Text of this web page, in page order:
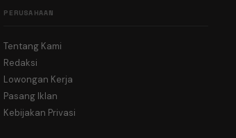
PERUSAHAAN
Tentang Kami
Redaksi
Lowongan Kerja
Pasang Iklan
Kebijakan Privasi